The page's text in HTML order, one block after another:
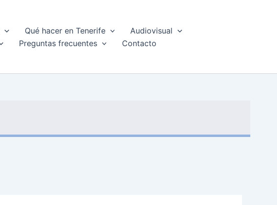
Qué hacer en Tenerife
Audiovisual
Preguntas frecuentes Contacto